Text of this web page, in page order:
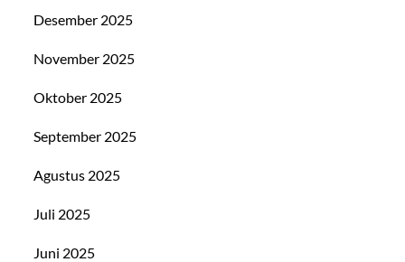
Desember 2025
November 2025
Oktober 2025
September 2025
Agustus 2025
Juli 2025
Juni 2025